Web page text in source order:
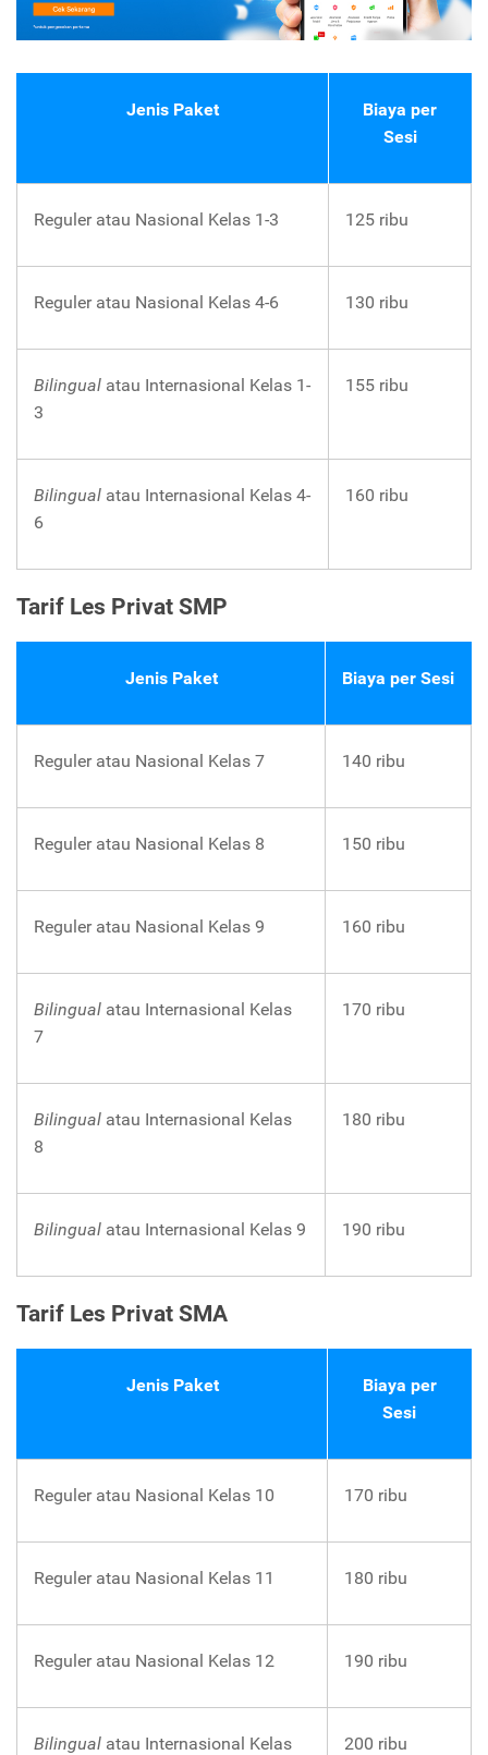
Jenis Paket
Biaya per
Sesi
Reguler atau Nasional Kelas 1-3 125 ribu
Reguler atau Nasional Kelas 4-6 130 ribu
Bilingual atau Internasional Kelas 1-
3
155 ribu
Bilingual atau Internasional Kelas 4-
6
160 ribu
Tarif Les Privat SMP
Jenis Paket Biaya per Sesi
Reguler atau Nasional Kelas 7 140 ribu
Reguler atau Nasional Kelas 8 150 ribu
Reguler atau Nasional Kelas 9 160 ribu
Bilingual atau Internasional Kelas
7
170 ribu
Bilingual atau Internasional Kelas
8
180 ribu
Bilingual atau Internasional Kelas 9 190 ribu
Tarif Les Privat SMA
Jenis Paket
Biaya per
Sesi
Reguler atau Nasional Kelas 10 170 ribu
Reguler atau Nasional Kelas 11 180 ribu
Reguler atau Nasional Kelas 12 190 ribu
Bilingual atau Internasional Kelas
200 ribu